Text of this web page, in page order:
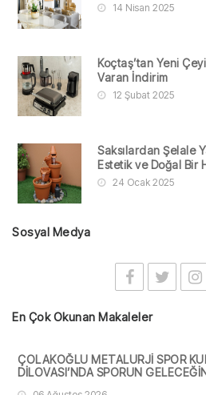
14 Nisan 2025
Koçtaş’tan Yeni
Varan İndirim
12 Şubat 2025
Saksılardan Şelale
Estetik ve Doğal Bir
24 Ocak 2025
Sosyal Medya
En Çok Okunan Makaleler
ÇOLAKOĞLU METALURJİ SPOR
DİLOVASI’NDA SPORUN